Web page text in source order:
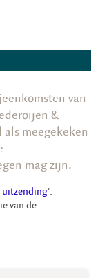
van
&
meegekeken
mag zijn.
uitzending'.
van de